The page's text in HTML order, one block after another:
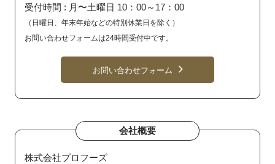
受付時間 : 月〜土曜日 10：00～17：00
（日曜日、年末年始などの特別休業日を除く）
お問い合わせフォームは24時間受付中です。
お問い合わせフォーム
会社概要
株式会社プロフーズ